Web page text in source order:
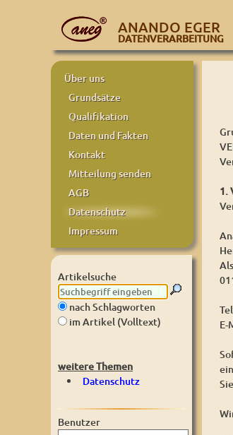
ANANDO EGER
DATENVERARBEITUNG
Über uns
Grundsätze
Qualifikation
Daten und Fakten
Kontakt
Mitteilung senden
AGB
Datenschutz
Impressum
Artikelsuche
nach Schlagworten
im Artikel (Volltext)
weitere Themen
Datenschutz
Benutzer
1.
E-